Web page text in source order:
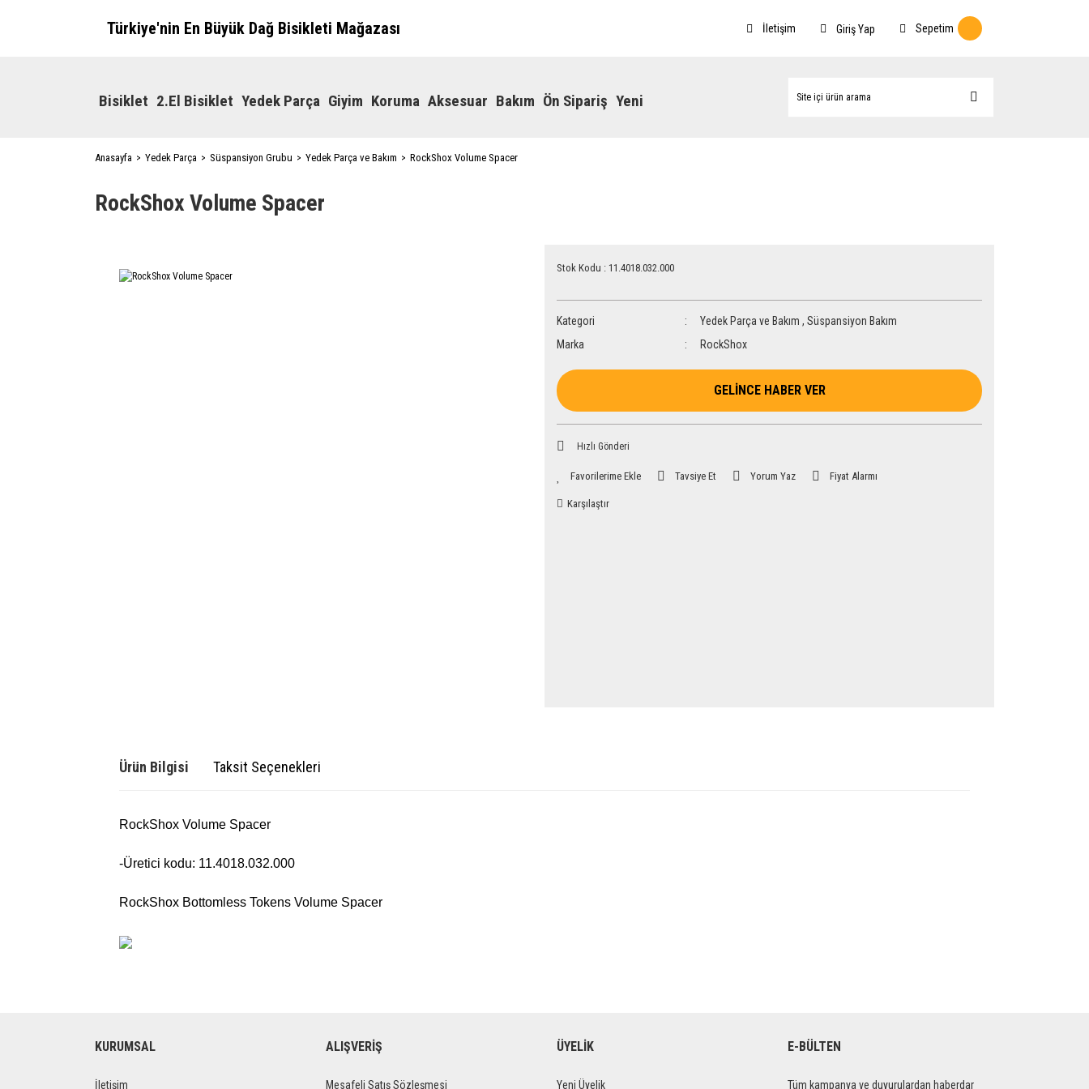
Türkiye'nin En Büyük Dağ Bisikleti Mağazası İletişim Giriş Yap Sepetim
Bisiklet 2.El Bisiklet Yedek Parça Giyim Koruma Aksesuar Bakım Ön Sipariş Yeni
Anasayfa Yedek Parça Süspansiyon Grubu Yedek Parça ve Bakım RockShox Volume Spacer
RockShox Volume Spacer
Stok Kodu : 11.4018.032.000
Kategori Yedek Parça ve Bakım , Süspansiyon Bakım
Marka
RockShox
GELİNCE HABER VER
Hızlı Gönderi
Tavsiye Et Yorum Yaz Fiyat Alarmı
Karşılaştır
Ürün Bilgisi Taksit Seçenekleri
RockShox Volume Spacer
-Üretici kodu: 11.4018.032.000
RockShox Bottomless Tokens Volume Spacer
KURUMSAL
İletişim
ALIŞVERİŞ
Mesafeli Satış Sözleşmesi
ÜYELİK
Yeni Üyelik
E-BÜLTEN
Tüm kampanya ve duyurulardan haberdar